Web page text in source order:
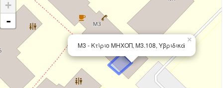
×
Μ3 - Κτίριο ΜΗΧΟΠ, Μ3.108, Υβριδικά
+
-